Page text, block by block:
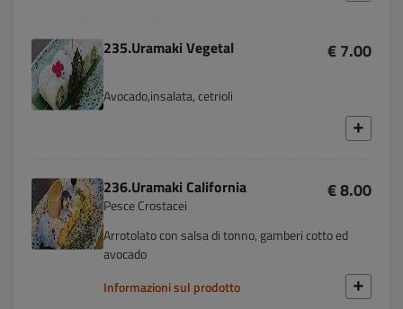
235.Uramaki Vegetal € 7.00
Avocado,insalata, cetrioli
236.Uramaki California
Pesce Crostacei
€ 8.00
Arrotolato con salsa di tonno, gamberi cotto ed
avocado
Informazioni sul prodotto